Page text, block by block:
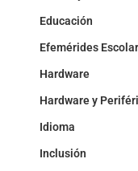
Educación
Efemérides
Hardware
Hardware y
Idioma
Inclusión